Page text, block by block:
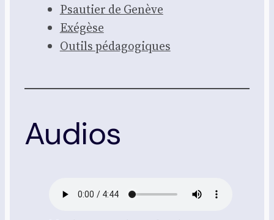
Psau­tier de Genève
Exé­gèse
Outils péda­go­giques
Audios